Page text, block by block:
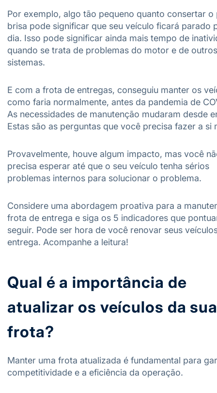
Por exemplo, algo tão pequeno quanto consertar o
brisa pode significar que seu veículo ficará parado
dia. Isso pode significar ainda mais tempo de
quando se trata de problemas do motor e de outros
sistemas.
E com a frota de entregas, conseguiu manter os
como faria normalmente, antes da pandemia de
As necessidades de manutenção mudaram desde
Estas são as perguntas que você precisa fazer a si
Provavelmente, houve algum impacto, mas você
precisa esperar até que o seu veículo tenha sérios
problemas internos para solucionar o problema.
Considere uma abordagem proativa para a
frota de entrega e siga os 5 indicadores que
seguir. Pode ser hora de você renovar seus
entrega. Acompanhe a leitura!
Qual é a importância de
atualizar os veículos da
frota?
Manter uma frota atualizada é fundamental para
competitividade e a eficiência da operação.